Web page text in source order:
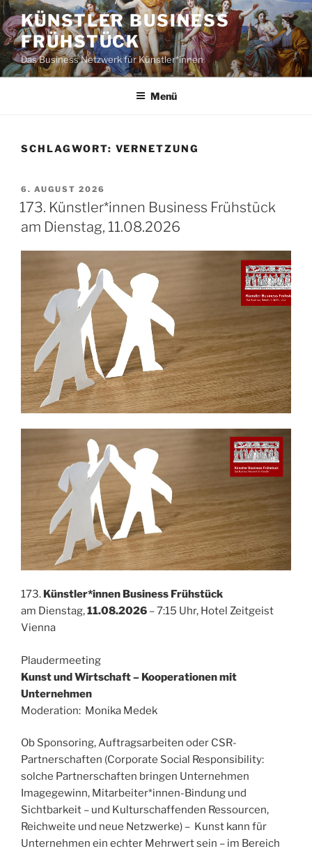
Zum
Inhalt
springen
KÜNSTLER BUSINESS
FRÜHSTÜCK
Das Business Netzwerk für Künstler*innen
Menü
SCHLAGWORT: VERNETZUNG
VERÖFFENTLICHT
AM
6. AUGUST 2026
173. Künstler*innen Business Frühstück
am Dienstag, 11.08.2026
173. Künstler*innen Business Frühstück
am Dienstag,11.08.2026 – 7:15 Uhr, Hotel Zeitgeist
Vienna
Plaudermeeting
Kunst und Wirtschaft – Kooperationen mit
Unternehmen
Moderation: Monika Medek
Ob Sponsoring, Auftragsarbeiten oder CSR-
Partnerschaften (Corporate Social Responsibility:
solche Partnerschaften bringen Unternehmen
Imagegewinn, Mitarbeiter*innen-Bindung und
Sichtbarkeit – und Kulturschaffenden Ressourcen,
Reichweite und neue Netzwerke) – Kunst kann für
Unternehmen ein echter Mehrwert sein – im Bereich